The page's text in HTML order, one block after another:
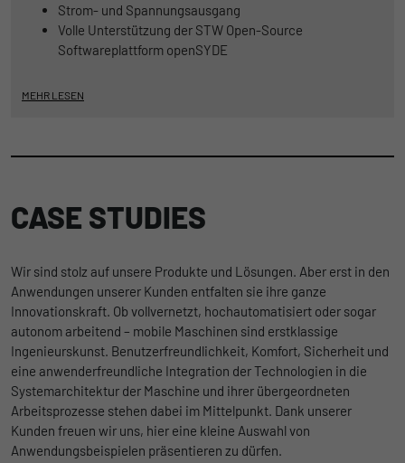
Strom- und Spannungsausgang
Volle Unterstützung der STW Open-Source
Softwareplattform openSYDE
MEHR LESEN
CASE STUDIES
Wir sind stolz auf unsere Produkte und Lösungen. Aber erst in den
Anwendungen unserer Kunden entfalten sie ihre ganze
Innovationskraft. Ob vollvernetzt, hochautomatisiert oder sogar
autonom arbeitend – mobile Maschinen sind erstklassige
Ingenieurskunst. Benutzerfreundlichkeit, Komfort, Sicherheit und
eine anwenderfreundliche Integration der Technologien in die
Systemarchitektur der Maschine und ihrer übergeordneten
Arbeitsprozesse stehen dabei im Mittelpunkt. Dank unserer
Kunden freuen wir uns, hier eine kleine Auswahl von
Anwendungsbeispielen präsentieren zu dürfen.